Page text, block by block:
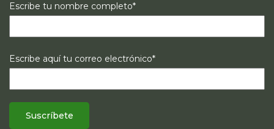
Escribe tu nombre completo*
Escribe aquí tu correo electrónico*